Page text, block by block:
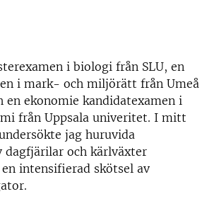
i biologi från SLU, en
i mark- och miljörätt från Umeå
en ekonomie kandidatexamen i
från Uppsala univeritet. I mitt
jag huruvida
dagfjärilar och kärlväxter
en intensifierad skötsel av